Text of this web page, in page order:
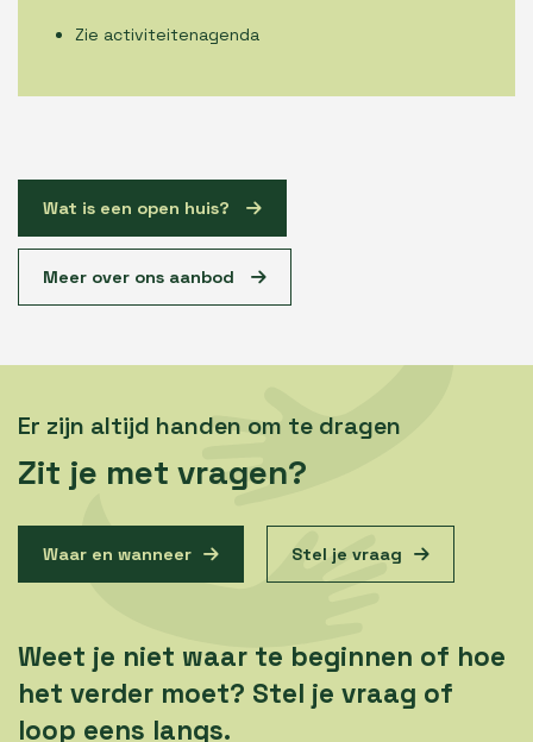
Zie activiteitenagenda
Wat is een open huis?
Meer over ons aanbod
Er zijn altijd handen om te dragen
Zit je met vragen?
Waar en wanneer Stel je vraag
Weet je niet waar te beginnen of hoe
het verder moet? Stel je vraag of
loop eens langs.